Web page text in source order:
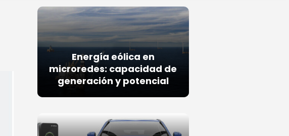
Energía eólica en
microredes: capacidad de
generación y potencial